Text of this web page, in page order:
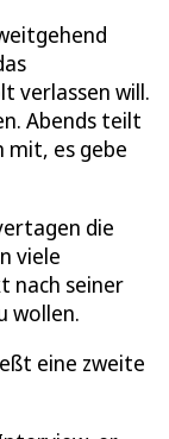
verlassen will.
Abends teilt
mit, es gebe
die
viele
nach seiner
wollen.
eine zweite